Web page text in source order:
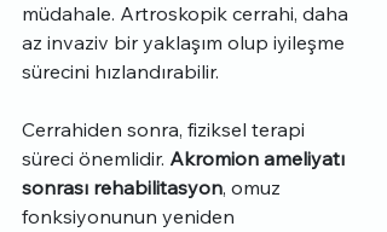
müdahale. Artroskopik cerrahi, daha
az invaziv bir yaklaşım olup iyileşme
sürecini hızlandırabilir.
Cerrahiden sonra, fiziksel terapi
süreci önemlidir. Akromion ameliyatı
sonrası rehabilitasyon, omuz
fonksiyonunun yeniden